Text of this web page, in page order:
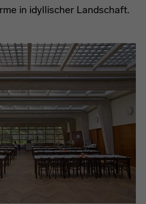
in idyllischer Landschaft.